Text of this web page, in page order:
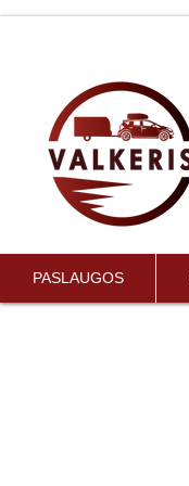
PASLAUGOS